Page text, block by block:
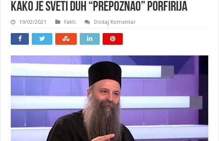
Kako je Sveti duh “prepoznao” Porfirija
19/02/2021 Fakti Dodaj Komentar